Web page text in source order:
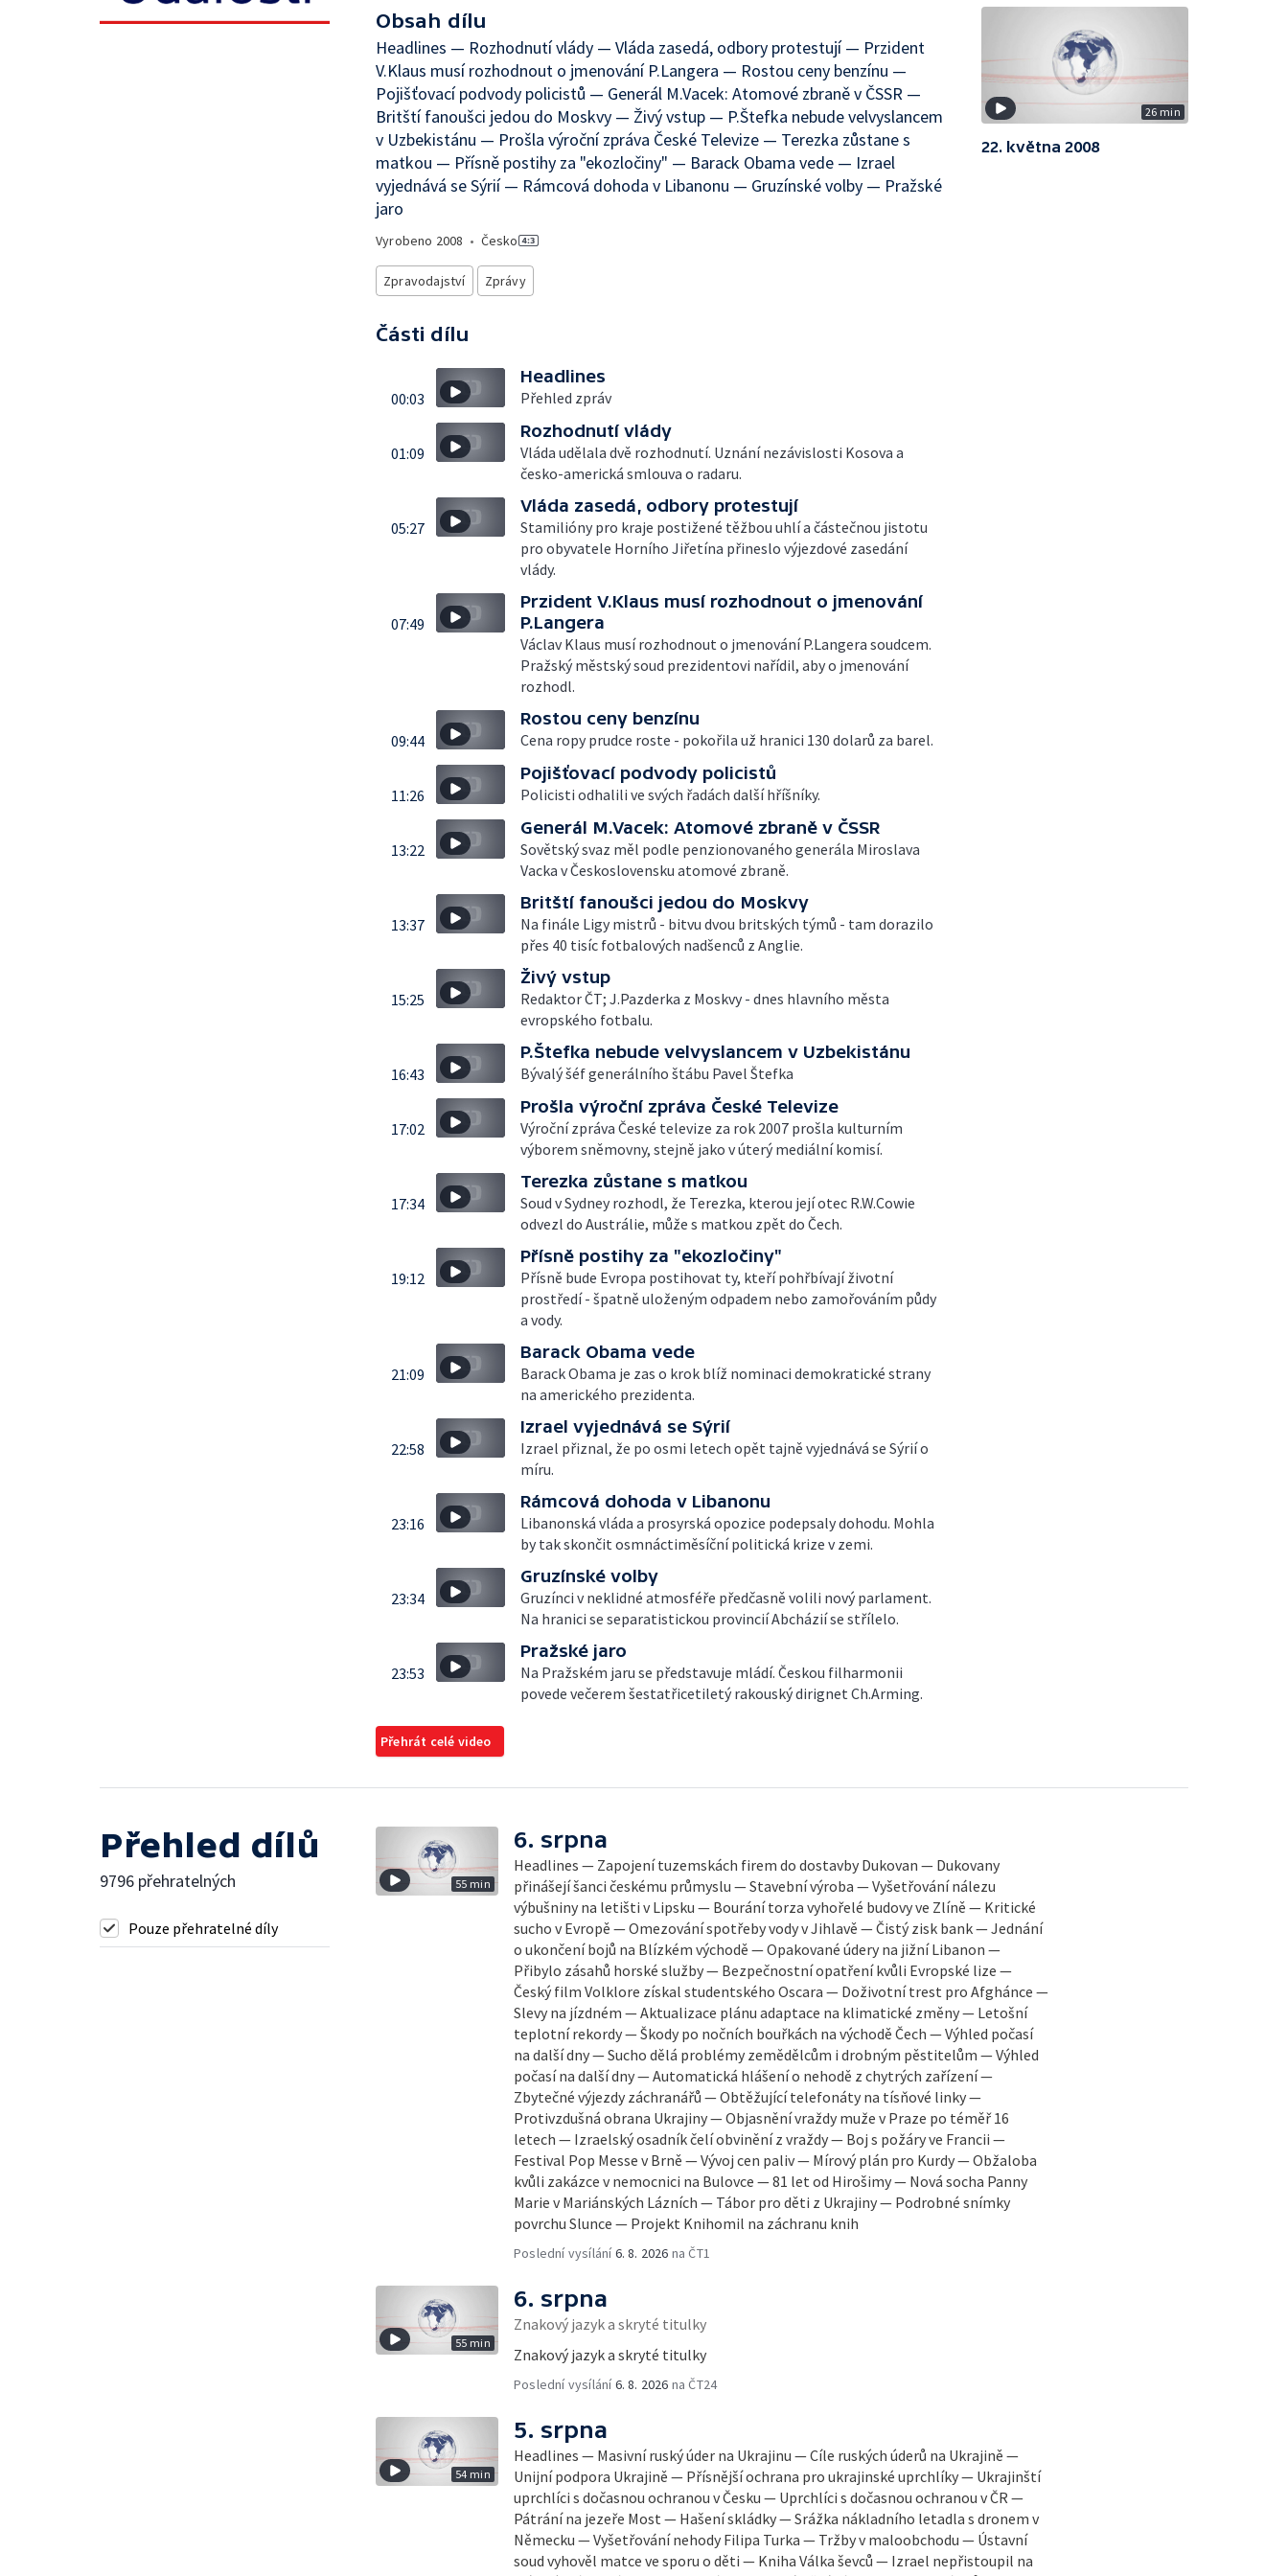
Obsah dílu
Headlines — Rozhodnutí vlády — Vláda zasedá, odbory protestují — Przident
V.Klaus musí rozhodnout o jmenování P.Langera — Rostou ceny benzínu —
Pojišťovací podvody policistů — Generál M.Vacek: Atomové zbraně v ČSSR —
Britští fanoušci jedou do Moskvy — Živý vstup — P.Štefka nebude velvyslancem
v Uzbekistánu — Prošla výroční zpráva České Televize — Terezka zůstane s
matkou — Přísně postihy za "ekozločiny" — Barack Obama vede — Izrael
vyjednává se Sýrií — Rámcová dohoda v Libanonu — Gruzínské volby — Pražské
jaro
Vyrobeno 2008 • Česko
Zpravodajství Zprávy
Části dílu
00:03
Headlines
Přehled zpráv
01:09
Rozhodnutí vlády
Vláda udělala dvě rozhodnutí. Uznání nezávislosti Kosova a
česko-americká smlouva o radaru.
05:27
Vláda zasedá, odbory protestují
Stamilióny pro kraje postižené těžbou uhlí a částečnou jistotu
pro obyvatele Horního Jiřetína přineslo výjezdové zasedání
vlády.
07:49
Przident V.Klaus musí rozhodnout o jmenování
P.Langera
Václav Klaus musí rozhodnout o jmenování P.Langera soudcem.
Pražský městský soud prezidentovi nařídil, aby o jmenování
rozhodl.
09:44
Rostou ceny benzínu
Cena ropy prudce roste - pokořila už hranici 130 dolarů za barel.
11:26
Pojišťovací podvody policistů
Policisti odhalili ve svých řadách další hříšníky.
13:22
Generál M.Vacek: Atomové zbraně v ČSSR
Sovětský svaz měl podle penzionovaného generála Miroslava
Vacka v Československu atomové zbraně.
13:37
Britští fanoušci jedou do Moskvy
Na finále Ligy mistrů - bitvu dvou britských týmů - tam dorazilo
přes 40 tisíc fotbalových nadšenců z Anglie.
15:25
Živý vstup
Redaktor ČT; J.Pazderka z Moskvy - dnes hlavního města
evropského fotbalu.
16:43
P.Štefka nebude velvyslancem v Uzbekistánu
Bývalý šéf generálního štábu Pavel Štefka
17:02
Prošla výroční zpráva České Televize
Výroční zpráva České televize za rok 2007 prošla kulturním
výborem sněmovny, stejně jako v úterý mediální komisí.
17:34
Terezka zůstane s matkou
Soud v Sydney rozhodl, že Terezka, kterou její otec R.W.Cowie
odvezl do Austrálie, může s matkou zpět do Čech.
19:12
Přísně postihy za "ekozločiny"
Přísně bude Evropa postihovat ty, kteří pohřbívají životní
prostředí - špatně uloženým odpadem nebo zamořováním půdy
a vody.
21:09
Barack Obama vede
Barack Obama je zas o krok blíž nominaci demokratické strany
na amerického prezidenta.
22:58
Izrael vyjednává se Sýrií
Izrael přiznal, že po osmi letech opět tajně vyjednává se Sýrií o
míru.
23:16
Rámcová dohoda v Libanonu
Libanonská vláda a prosyrská opozice podepsaly dohodu. Mohla
by tak skončit osmnáctiměsíční politická krize v zemi.
23:34
Gruzínské volby
Gruzínci v neklidné atmosféře předčasně volili nový parlament.
Na hranici se separatistickou provincií Abcházií se střílelo.
23:53
Pražské jaro
Na Pražském jaru se představuje mládí. Českou filharmonii
povede večerem šestatřicetiletý rakouský dirignet Ch.Arming.
Přehrát celé video
26 min
22. května 2008
Přehled dílů
9796 přehratelných
Pouze přehratelné díly
55 min
6. srpna
Headlines — Zapojení tuzemskách firem do dostavby Dukovan — Dukovany
přinášejí šanci českému průmyslu — Stavební výroba — Vyšetřování nálezu
výbušniny na letišti v Lipsku — Bourání torza vyhořelé budovy ve Zlíně — Kritické
sucho v Evropě — Omezování spotřeby vody v Jihlavě — Čistý zisk bank — Jednání
o ukončení bojů na Blízkém východě — Opakované údery na jižní Libanon —
Přibylo zásahů horské služby — Bezpečnostní opatření kvůli Evropské lize —
Český film Volklore získal studentského Oscara — Doživotní trest pro Afghánce —
Slevy na jízdném — Aktualizace plánu adaptace na klimatické změny — Letošní
teplotní rekordy — Škody po nočních bouřkách na východě Čech — Výhled počasí
na další dny — Sucho dělá problémy zemědělcům i drobným pěstitelům — Výhled
počasí na další dny — Automatická hlášení o nehodě z chytrých zařízení —
Zbytečné výjezdy záchranářů — Obtěžující telefonáty na tísňové linky —
Protivzdušná obrana Ukrajiny — Objasnění vraždy muže v Praze po téměř 16
letech — Izraelský osadník čelí obvinění z vraždy — Boj s požáry ve Francii —
Festival Pop Messe v Brně — Vývoj cen paliv — Mírový plán pro Kurdy — Obžaloba
kvůli zakázce v nemocnici na Bulovce — 81 let od Hirošimy — Nová socha Panny
Marie v Mariánských Lázních — Tábor pro děti z Ukrajiny — Podrobné snímky
povrchu Slunce — Projekt Knihomil na záchranu knih
Poslední vysílání6. 8. 2026 na ČT1
55 min
6. srpna
Znakový jazyk a skryté titulky
Znakový jazyk a skryté titulky
Poslední vysílání6. 8. 2026 na ČT24
54 min
5. srpna
Headlines — Masivní ruský úder na Ukrajinu — Cíle ruských úderů na Ukrajině —
Unijní podpora Ukrajině — Přísnější ochrana pro ukrajinské uprchlíky — Ukrajinští
uprchlíci s dočasnou ochranou v Česku — Uprchlíci s dočasnou ochranou v ČR —
Pátrání na jezeře Most — Hašení skládky — Srážka nákladního letadla s dronem v
Německu — Vyšetřování nehody Filipa Turka — Tržby v maloobchodu — Ústavní
soud vyhověl matce ve sporu o děti — Kniha Válka ševců — Izrael nepřistoupil na